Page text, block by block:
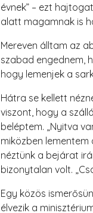
évnek” – ezt
alatt magamnak is
Mereven álltam az
szabad engednem,
hogy lemenjek a
Hátra se kellett
viszont, hogy a
beléptem. „Nyitva
miközben
néztünk a bejárat
bizonytalan volt.
Egy közös
élvezik a